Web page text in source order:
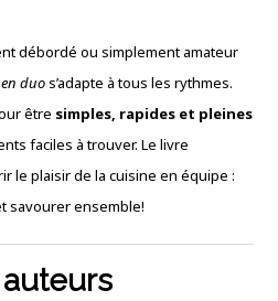
débordé ou simplement amateur
duos’adapte à tous les rythmes.
être simples, rapides et pleines
faciles à trouver. Le livre
le plaisir de la cuisine en équipe :
savourer ensemble!